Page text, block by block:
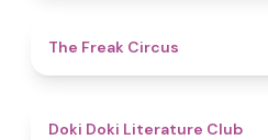
The Freak Circus
Doki Doki Literature Club